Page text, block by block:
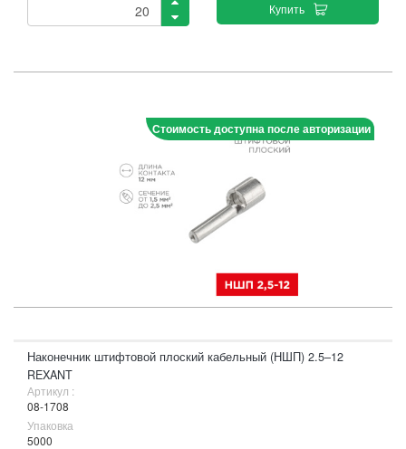
Купить
Стоимость доступна после авторизации
Наконечник штифтовой плоский кабельный (НШП) 2.5–12
REXANT
Артикул :
08-1708
Упаковка
5000